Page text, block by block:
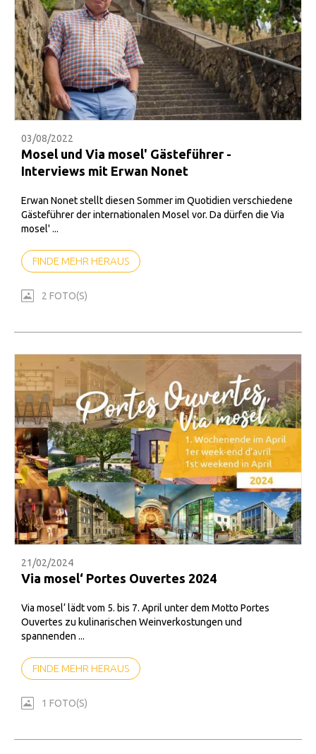
03/08/2022
Mosel und Via mosel' Gästeführer -
Interviews mit Erwan Nonet
Erwan Nonet stellt diesen Sommer im Quotidien verschiedene
Gästeführer der internationalen Mosel vor. Da dürfen die Via
mosel' ...
FINDE MEHR HERAUS
2 FOTO(S)
21/02/2024
Via mosel‘ Portes Ouvertes 2024
Via mosel‘ lädt vom 5. bis 7. April unter dem Motto Portes
Ouvertes zu kulinarischen Weinverkostungen und
spannenden ...
FINDE MEHR HERAUS
1 FOTO(S)